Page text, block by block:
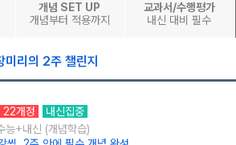
개념 SET UP
개념부터 적용까지
교과서/수행평가
내신 대비 필수
리의 2주 챌린지
22개정
내신집중
능+내신 (개념학습)